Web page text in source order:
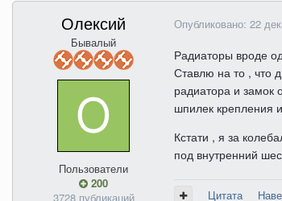
Олексий
Бывалый
Пользователи
200
3728 публикаций
Опубликовано: 22
Радиаторы вроде
Ставлю на то , что
радиатора и замок
шпилек крепления
Кстати , я за
под внутренний
Цитата